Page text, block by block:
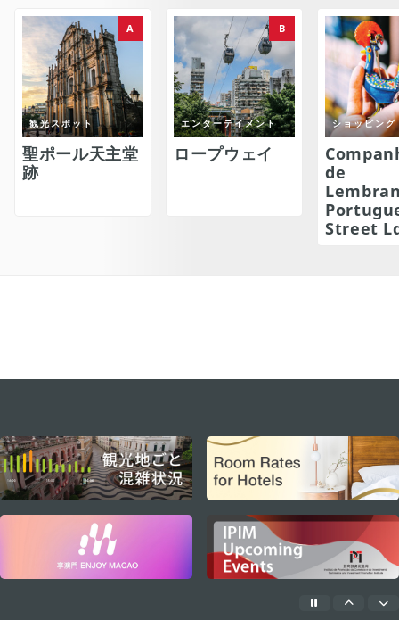
観光スポット
A
聖ポール天主堂
跡
エンターテイメント
B
ロープウェイ
ショッピング
de
Street
マカオ政府観光局
マカオで味わいたい、やさしい伝統ス
イーツ。 「義順牛奶公司」は、セナド広場
から歩いてすぐの老舗スイーツ店
名物